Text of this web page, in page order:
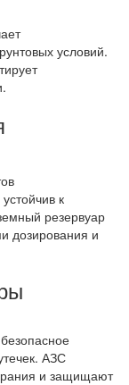
условий.
к
резервуар
дозирования и
АЗС
и защищают